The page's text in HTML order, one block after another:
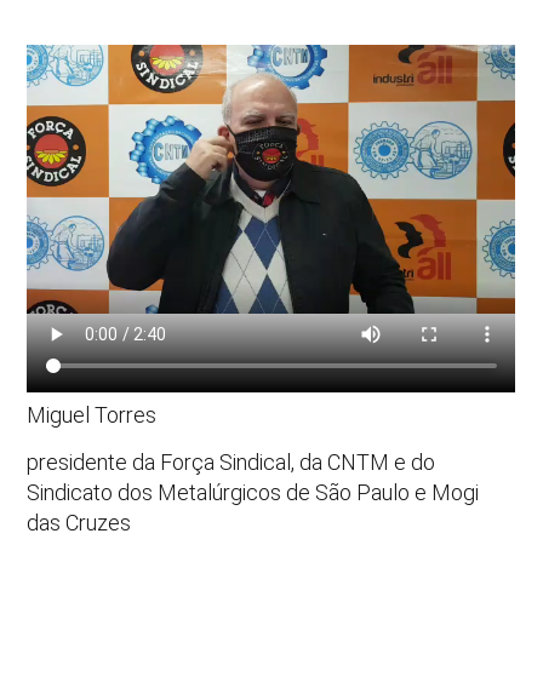
Miguel Torres
presidente da Força Sindical, da CNTM e do
Sindicato dos Metalúrgicos de São Paulo e Mogi
das Cruzes